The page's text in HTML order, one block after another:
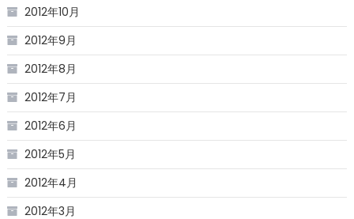
2012年10月
2012年9月
2012年8月
2012年7月
2012年6月
2012年5月
2012年4月
2012年3月